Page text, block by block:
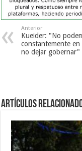
Anterior
Kueider: "No
constantemente en
no dejar gobernar"
Artículos